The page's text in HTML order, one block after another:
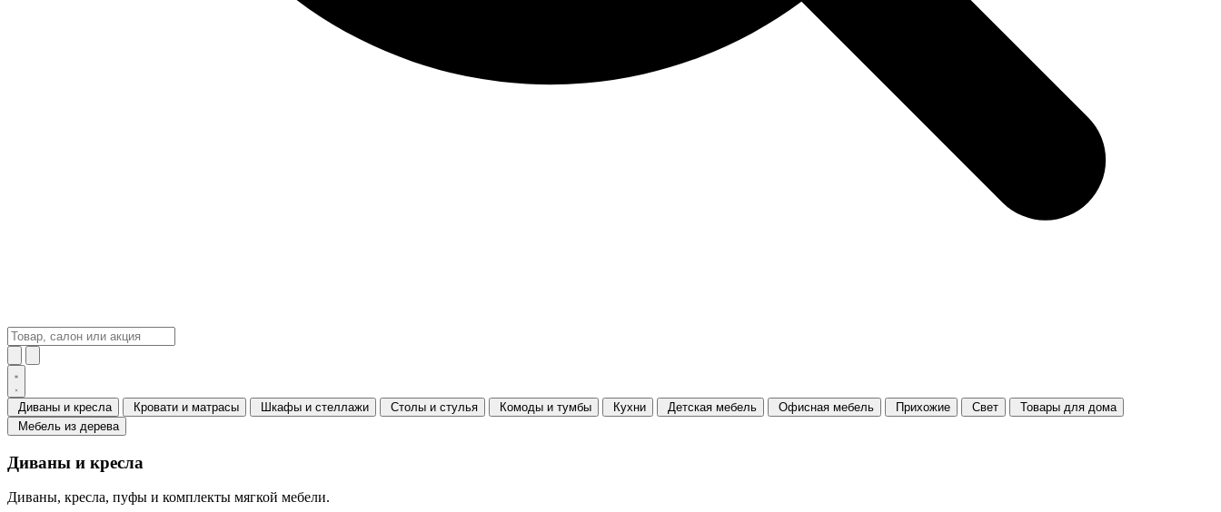
Диваны и кресла Кровати и матрасы Шкафы и стеллажи Столы и стулья Комоды и тумбы Кухни Детская мебель Офисная мебель Прихожие Свет
Товары для дома
Мебель из дерева
Диваны и кресла
Диваны, кресла, пуфы и комплекты мягкой мебели.